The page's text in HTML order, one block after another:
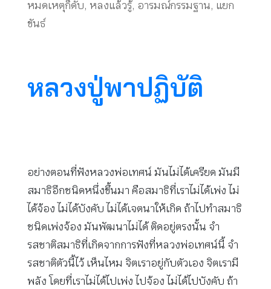
หมดเหตุก็ดับ, หลงแล้วรู้, อารมณ์กรรมฐาน, แยก
ขันธ์
หลวงปู่พาปฏิบัติ
อย่างตอนที่ฟังหลวงพ่อเทศน์ มันไม่ได้เครียด มันมี
สมาธิอีกชนิดหนึ่งขึ้นมา คือสมาธิที่เราไม่ได้เพ่ง ไม่
ได้จ้อง ไม่ได้บังคับ ไม่ได้เจตนาให้เกิด ถ้าไปทำสมาธิ
ชนิดเพ่งจ้อง มันพัฒนาไม่ได้ ติดอยู่ตรงนั้น จำ
รสชาติสมาธิที่เกิดจากการฟังที่หลวงพ่อเทศน์นี้ จำ
รสชาติตัวนี้ไว้ เห็นไหม จิตเราอยู่กับตัวเอง จิตเรามี
พลัง โดยที่เราไม่ได้ไปเพ่ง ไปจ้อง ไม่ได้ไปบังคับ ถ้า